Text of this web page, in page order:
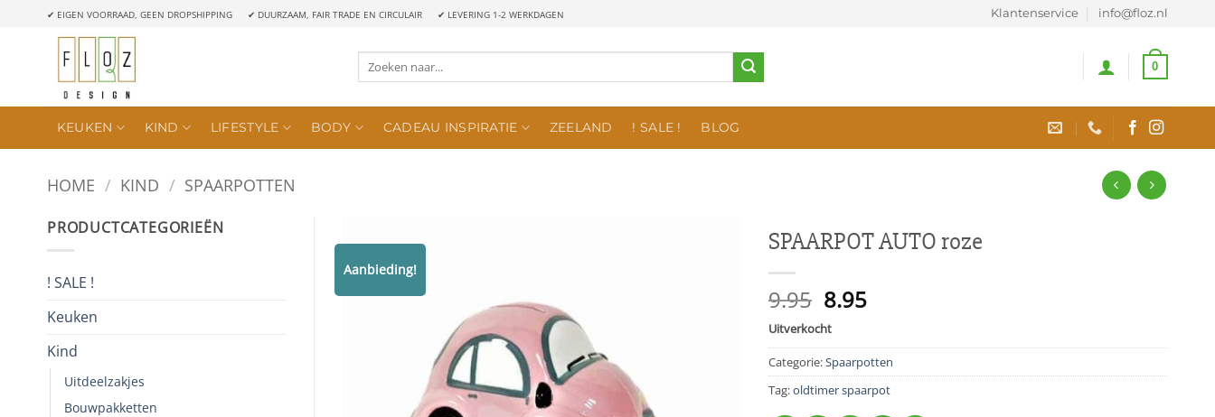
✔ EIGEN VOORRAAD, GEEN DROPSHIPPING ✔ DUURZAAM, FAIR TRADE EN CIRCULAIR ✔ LEVERING 1-2 WERKDAGEN Klantenservice info@floz.nl
Zoeken
0
KEUKEN KIND LIFESTYLE BODY CADEAU INSPIRATIE ZEELAND ! SALE ! BLOG
HOME / KIND / SPAARPOTTEN
PRODUCTCATEGORIEËN
! SALE !
Keuken
Kind
Uitdeelzakjes
Bouwpakketten
Aanbieding!
SPAARPOT AUTO roze
9.95 Oorspronkelijke
prijs
was:
9.95.
8.95Huidige
is:
8.95.
Uitverkocht
Categorie:Spaarpotten
Tag:oldtimer spaarpot